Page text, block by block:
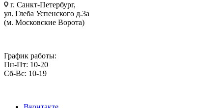
г. Санкт-Петербург,
ул. Глеба Успенского д.3а
(м. Московские Ворота)
График работы:
Пн-Пт: 10-20
Сб-Вс: 10-19